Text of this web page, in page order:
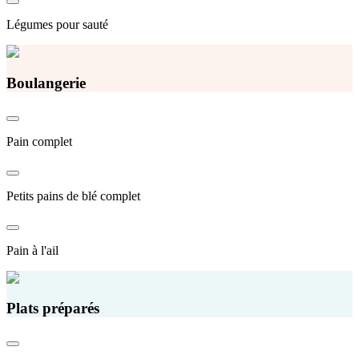
Légumes pour sauté
Boulangerie
Pain complet
Petits pains de blé complet
Pain à l'ail
Plats préparés